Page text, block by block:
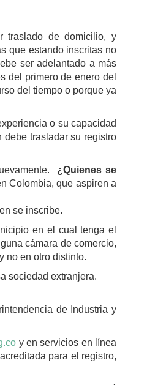
traslado de domicilio, y
que estando inscritas no
ser adelantado a más
del primero de enero del
del tiempo o porque ya
o su capacidad
trasladar su registro
¿Quienes se
Colombia, que aspiren a
se inscribe.
en el cual tenga el
cámara de comercio,
no en otro distinto.
sociedad extranjera.
de Industria y
y en servicios en línea
para el registro,